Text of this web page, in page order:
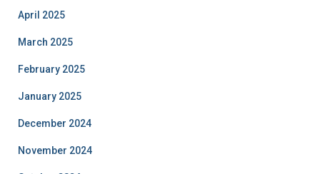
April 2025
March 2025
February 2025
January 2025
December 2024
November 2024